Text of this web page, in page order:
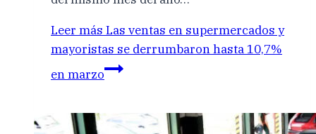
Leer más Las ventas en supermercados y
mayoristas se derrumbaron hasta 10,7%
en marzo